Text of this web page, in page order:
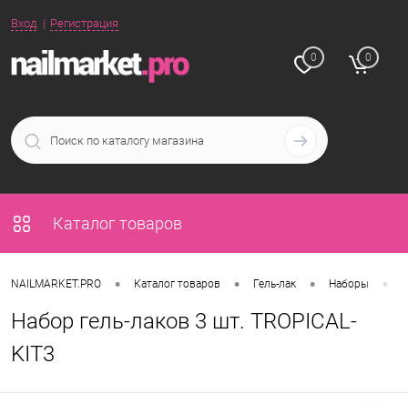
Вход Регистрация
0 0
Каталог товаров
NAILMARKET.PRO • Каталог товаров • Гель-лак • Наборы •
Набор гель-лаков 3 шт. TROPICAL-
KIT3